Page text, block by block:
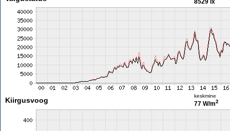
8529 lx
Kiirgusvoog
keskmine
77 W/m2